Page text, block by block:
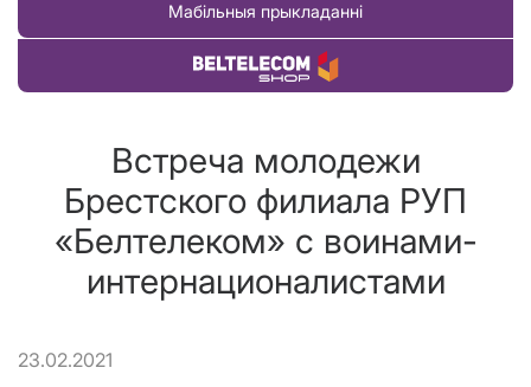
Мабільныя прыкладанні
Купіць тавар
Встреча молодежи
Брестского филиала РУП
«Белтелеком» с воинами-
интернационалистами
23.02.2021